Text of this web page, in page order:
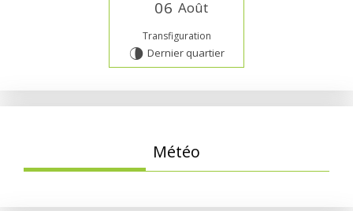
06 Août
Transfiguration
U Dernier quartier
Météo